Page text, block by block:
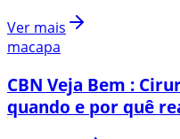
Ver mais
macapa
CBN Veja Bem :
quando e por quê